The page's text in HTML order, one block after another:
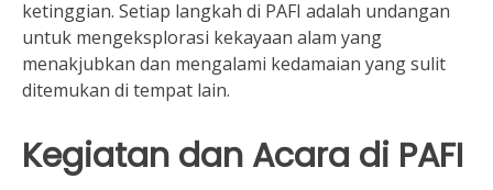
ketinggian. Setiap langkah di PAFI adalah undangan
untuk mengeksplorasi kekayaan alam yang
menakjubkan dan mengalami kedamaian yang sulit
ditemukan di tempat lain.
Kegiatan dan Acara di PAFI